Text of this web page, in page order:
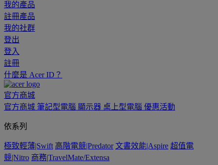
我的產品
註冊產品
我的社群
登出
登入
註冊
什麼是 Acer ID？
官方商城
官方商城 筆記型電腦 顯示器 桌上型電腦 優惠活動
依系列
極致輕薄|Swift 高階電競|Predator 文書效能|Aspire 超值電
競|Nitro 商務|TravelMate/Extensa